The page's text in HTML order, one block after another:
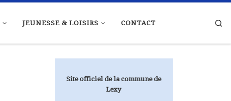
JEUNESSE & LOISIRS CONTACT
Site officiel de la commune de
Lexy